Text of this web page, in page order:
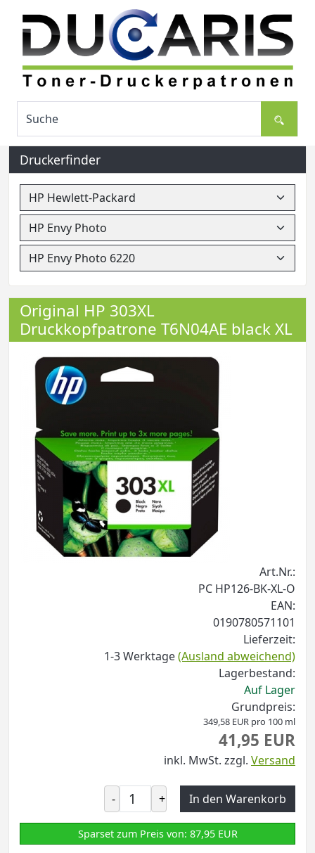
Druckerfinder
Original HP 303XL
Druckkopfpatrone T6N04AE black XL
Art.Nr.:
PC HP126-BK-XL-O
EAN:
0190780571101
Lieferzeit:
1-3 Werktage(Ausland abweichend)
Lagerbestand:
Auf Lager
Grundpreis:
349,58 EUR pro 100 ml
41,95 EUR
inkl. MwSt. zzgl. Versand
- + In den Warenkorb
Sparset zum Preis von: 87,95 EUR